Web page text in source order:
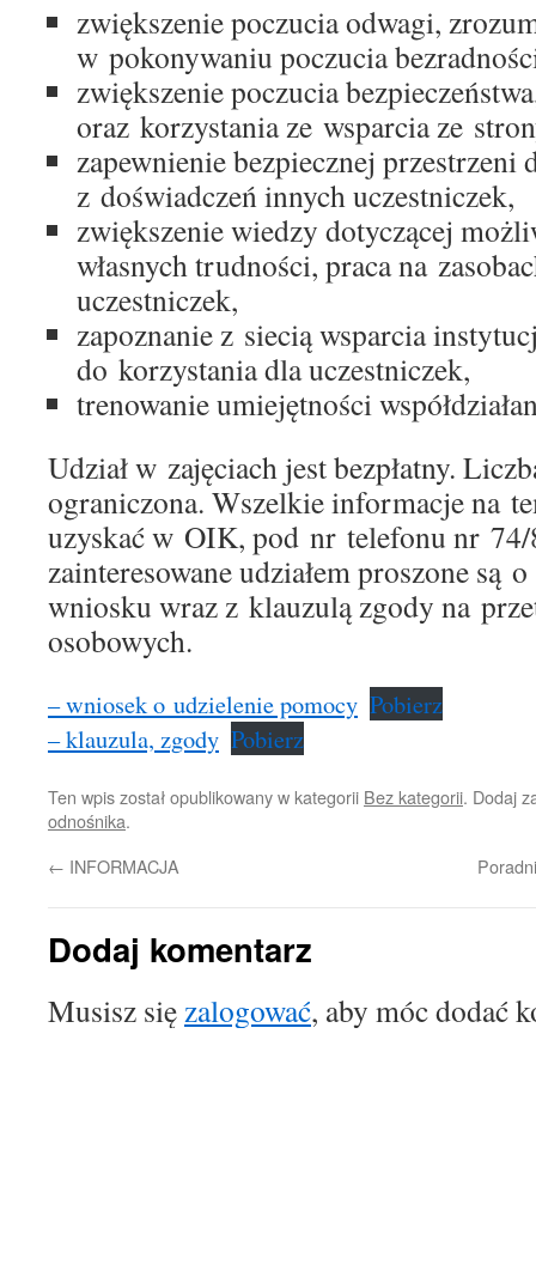
zwiększenie poczucia odwagi,
w pokonywaniu poczucia
zwiększenie poczucia
oraz korzystania ze wsparcia ze
zapewnienie bezpiecznej przestrzeni
z doświadczeń innych uczestniczek,
zwiększenie wiedzy dotyczącej
własnych trudności, praca na
uczestniczek,
zapoznanie z siecią wsparcia
do korzystania dla uczestniczek,
trenowanie umiejętności
Udział w zajęciach jest bezpłatny.
ograniczona. Wszelkie informacje na
uzyskać w OIK, pod nr telefonu nr 74/
zainteresowane udziałem proszone są
wniosku wraz z klauzulą zgody na
osobowych.
– wniosek o udzielenie pomocy Pobierz
– klauzula, zgody Pobierz
Ten wpis został opublikowany w kategorii Bez kategorii. Dodaj
odnośnika.
← INFORMACJA
Dodaj komentarz
Musisz sięzalogować, aby móc dodać